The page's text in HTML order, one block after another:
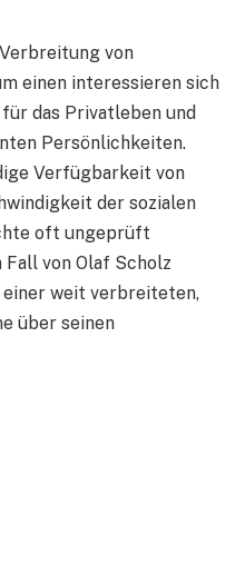
von
einen interessieren sich
das Privatleben und
Persönlichkeiten.
Verfügbarkeit von
der sozialen
oft ungeprüft
von Olaf Scholz
einer weit verbreiteten,
über seinen